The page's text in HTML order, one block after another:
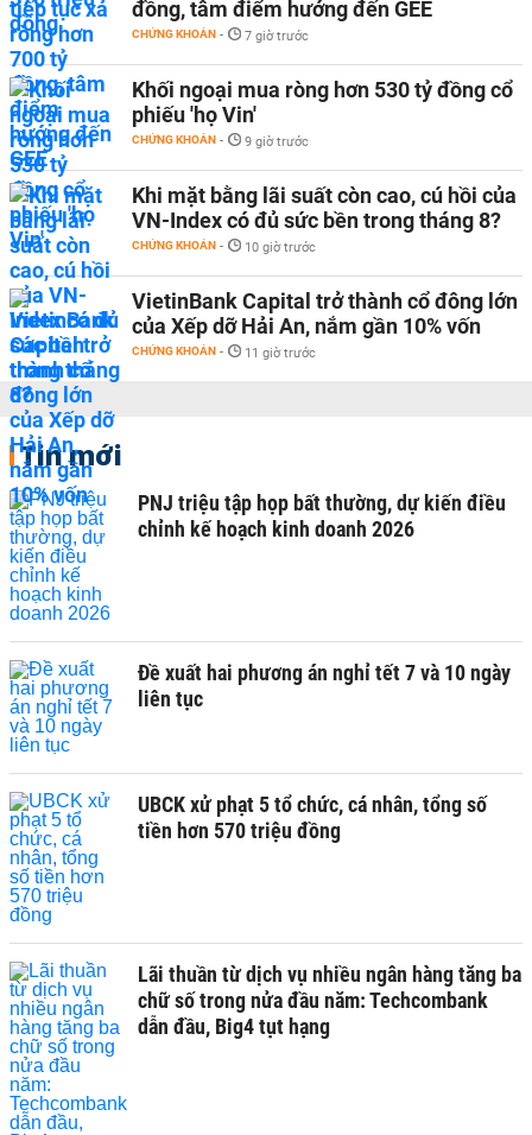
đồng, tâm điểm hướng đến GEE
CHỨNG KHOÁN - 7 giờ trước
Khối ngoại mua ròng hơn 530 tỷ đồng cổ
phiếu 'họ Vin'
CHỨNG KHOÁN - 9 giờ trước
Khi mặt bằng lãi suất còn cao, cú hồi của
VN-Index có đủ sức bền trong tháng 8?
CHỨNG KHOÁN - 10 giờ trước
VietinBank Capital trở thành cổ đông lớn
của Xếp dỡ Hải An, nắm gần 10% vốn
CHỨNG KHOÁN - 11 giờ trước
Tin mới
PNJ triệu tập họp bất thường, dự kiến điều
chỉnh kế hoạch kinh doanh 2026
Đề xuất hai phương án nghỉ tết 7 và 10 ngày
liên tục
UBCK xử phạt 5 tổ chức, cá nhân, tổng số
tiền hơn 570 triệu đồng
Lãi thuần từ dịch vụ nhiều ngân hàng tăng ba
chữ số trong nửa đầu năm: Techcombank
dẫn đầu, Big4 tụt hạng